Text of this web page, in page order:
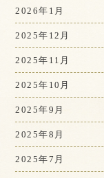
2026年1月
2025年12月
2025年11月
2025年10月
2025年9月
2025年8月
2025年7月